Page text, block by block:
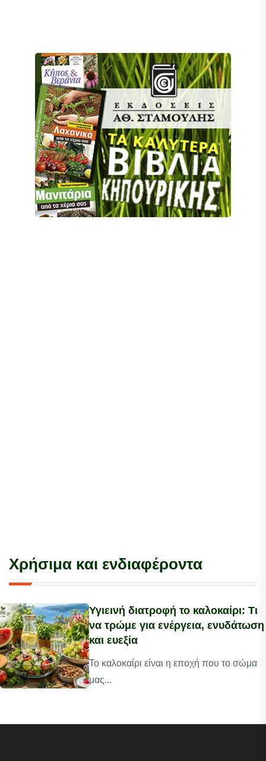
Χρήσιμα και ενδιαφέροντα
Υγιεινή διατροφή το καλοκαίρι: Τι
να τρώμε για ενέργεια, ενυδάτωση
και ευεξία
Το καλοκαίρι είναι η εποχή που το σώμα
μας...